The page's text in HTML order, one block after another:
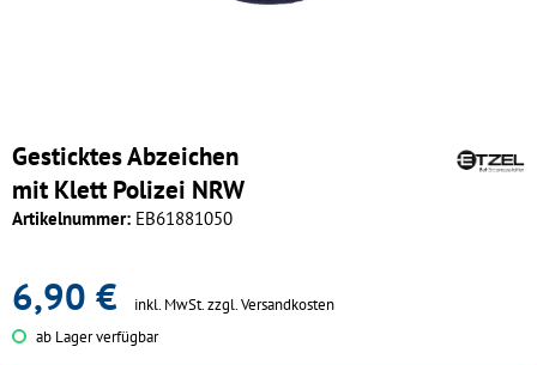
Gesticktes Abzeichen
mit Klett Polizei NRW
Artikelnummer: EB61881050
6,90 € inkl. MwSt.zzgl. Versandkosten
ab Lager verfügbar